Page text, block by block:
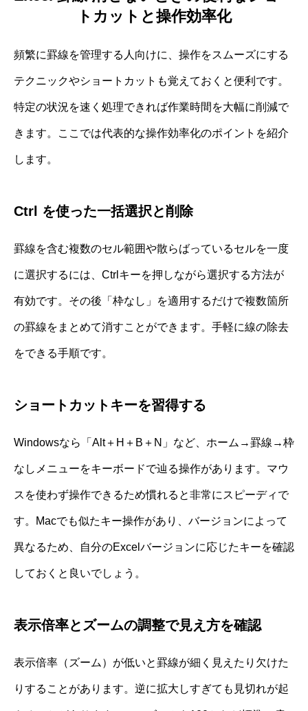
トカットと操作効率化
頻繁に罫線を管理する人向けに、操作をスムーズにする
テクニックやショートカットも覚えておくと便利です。
特定の状況を速く処理できれば作業時間を大幅に削減で
きます。ここでは代表的な操作効率化のポイントを紹介
します。
Ctrl を使った一括選択と削除
罫線を含む複数のセル範囲や散らばっているセルを一度
に選択するには、Ctrlキーを押しながら選択する方法が
有効です。その後「枠なし」を適用するだけで複数箇所
の罫線をまとめて消すことができます。手軽に線の除去
をできる手順です。
ショートカットキーを習得する
Windowsなら「Alt＋H＋B＋N」など、ホーム→罫線→枠
なしメニューをキーボードで辿る操作があります。マウ
スを使わず操作できるため慣れると非常にスピーディで
す。Macでも似たキー操作があり、バージョンによって
異なるため、自分のExcelバージョンに応じたキーを確認
しておくと良いでしょう。
表示倍率とズームの調整で見え方を確認
表示倍率（ズーム）が低いと罫線が細く見えたり欠けた
りすることがあります。逆に拡大しすぎても見切れが起